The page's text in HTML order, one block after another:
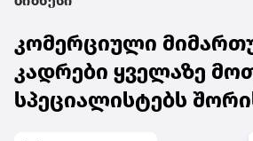
კომერციული
კადრები ყველაზე
სპეციალისტებს